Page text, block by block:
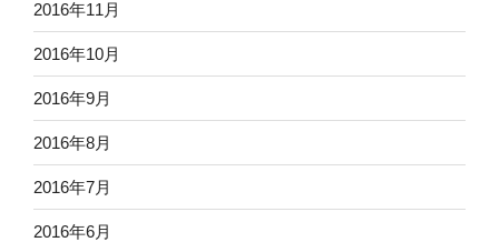
2016年11月
2016年10月
2016年9月
2016年8月
2016年7月
2016年6月